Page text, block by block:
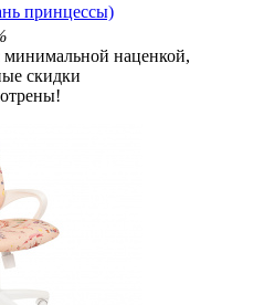
принцессы)
минимальной наценкой,
скидки